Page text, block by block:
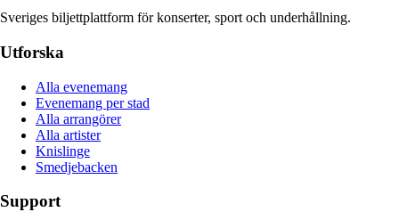
Sveriges biljettplattform för konserter, sport och underhållning.
Utforska
Alla evenemang
Evenemang per stad
Alla arrangörer
Alla artister
Knislinge
Smedjebacken
Support